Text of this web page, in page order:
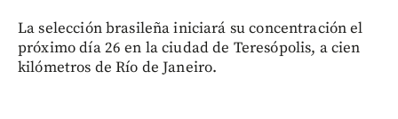
La selección brasileña iniciará su concentración el
próximo día 26 en la ciudad de Teresópolis, a cien
kilómetros de Río de Janeiro.